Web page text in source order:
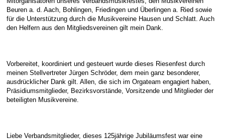
Beuren a. d. Aach, Bohlingen, Friedingen und Überlingen a. Ried sowie
für die Unterstützung durch die Musikvereine Hausen und Schlatt. Auch
den Helfern aus den Mitgliedsvereinen gilt mein Dank.
Vorbereitet, koordiniert und gesteuert wurde dieses Riesenfest durch
meinen Stellvertreter Jürgen Schröder, dem mein ganz besonderer,
ausdrücklicher Dank gilt. Allen, die sich im Orgateam engagiert haben,
Präsidiumsmitglieder, Bezirksvorstände, Vorsitzende und Mitglieder der
beteiligten Musikvereine.
Liebe Verbandsmitglieder, dieses 125jährige Jubiläumsfest war eine